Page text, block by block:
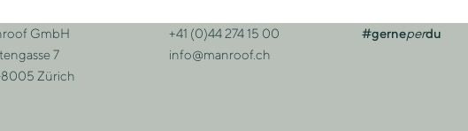
GmbH
7
Zürich
Kontakt
+41 (0)44 274 15 00
info@manroof.ch
#gerneperdu